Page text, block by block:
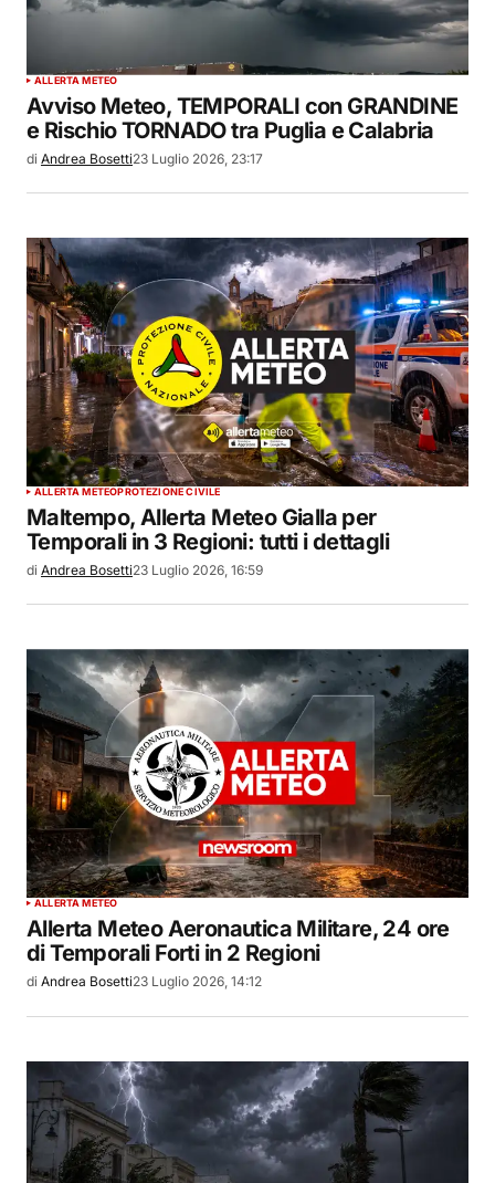
ALLERTA METEO
Avviso Meteo, TEMPORALI con GRANDINE
e Rischio TORNADO tra Puglia e Calabria
di Andrea Bosetti23 Luglio 2026, 23:17
ALLERTA METEOPROTEZIONE CIVILE
Maltempo, Allerta Meteo Gialla per
Temporali in 3 Regioni: tutti i dettagli
di Andrea Bosetti23 Luglio 2026, 16:59
ALLERTA METEO
Allerta Meteo Aeronautica Militare, 24 ore
di Temporali Forti in 2 Regioni
di Andrea Bosetti23 Luglio 2026, 14:12